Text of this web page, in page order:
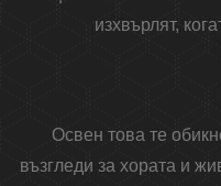
изхвърлят,
Освен това те
възгледи за хората и